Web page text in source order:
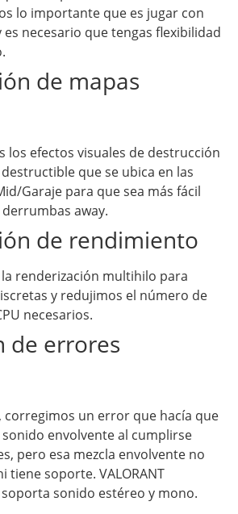
lo importante que es jugar con
es necesario que tengas flexibilidad
de mapas
los efectos visuales de destrucción
que se ubica en las
Garaje para que sea más fácil
away.
de rendimiento
renderización multihilo para
y redujimos el número de
necesarios.
de errores
corregimos un error que hacía que
envolvente al cumplirse
pero esa mezcla envolvente no
tiene soporte. VALORANT
sonido estéreo y mono.